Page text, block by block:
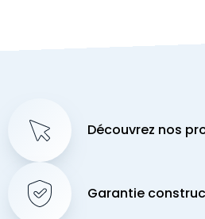
Découvrez nos
Garantie